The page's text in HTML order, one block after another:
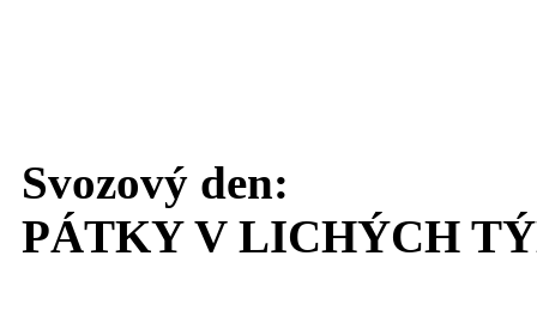
Svozový den:
PÁTKY V LICHÝCH